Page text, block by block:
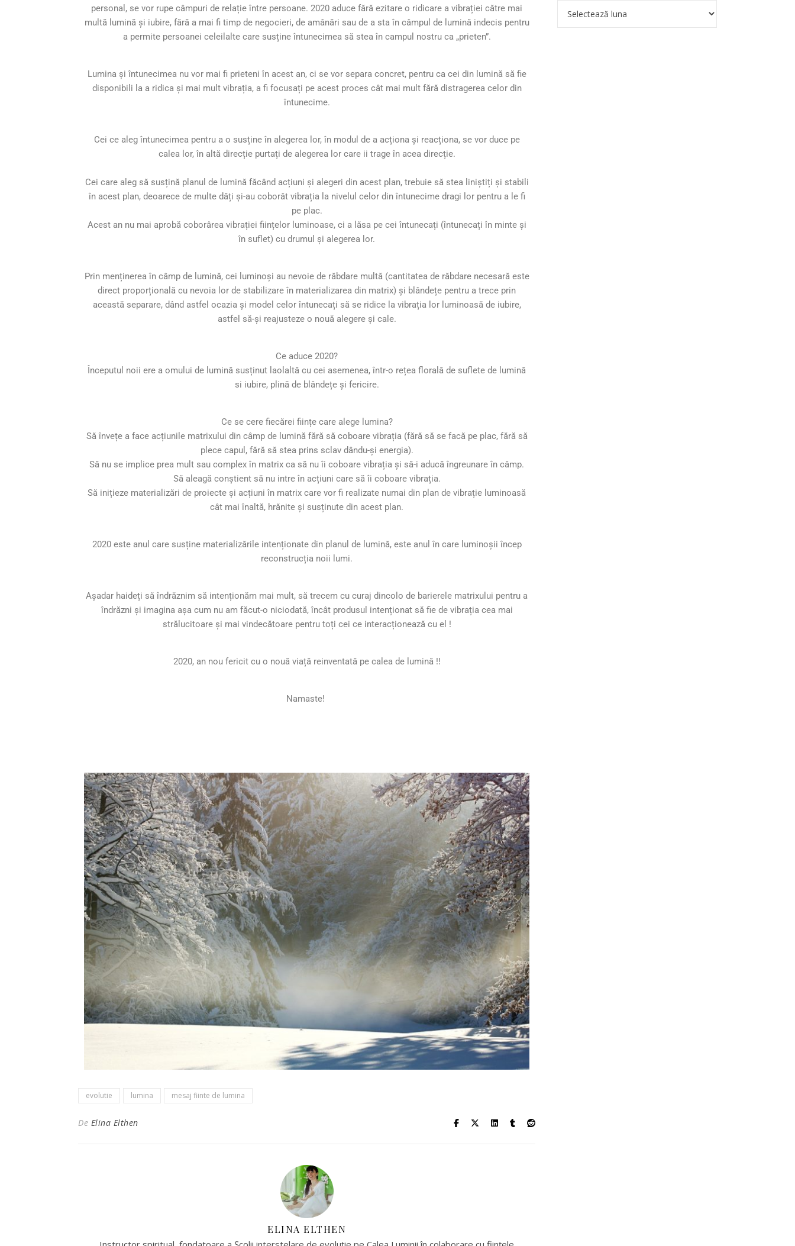
personal, se vor rupe câmpuri de relație între persoane. 2020 aduce fără ezitare o ridicare a vibrației către mai
multă lumină și iubire, fără a mai fi timp de negocieri, de amânări sau de a sta în câmpul de lumină indecis pentru
a permite persoanei celeilalte care susține întunecimea să stea în campul nostru ca „prieten”.
Lumina și întunecimea nu vor mai fi prieteni în acest an, ci se vor separa concret, pentru ca cei din lumină să fie
disponibili la a ridica și mai mult vibrația, a fi focusați pe acest proces cât mai mult fără distragerea celor din
întunecime.
Cei ce aleg întunecimea pentru a o susține în alegerea lor, în modul de a acționa și reacționa, se vor duce pe
calea lor, în altă direcție purtați de alegerea lor care ii trage în acea direcție.
Cei care aleg să susțină planul de lumină făcând acțiuni și alegeri din acest plan, trebuie să stea liniștiți și stabili
în acest plan, deoarece de multe dăți și-au coborât vibrația la nivelul celor din întunecime dragi lor pentru a le fi
pe plac.
Acest an nu mai aprobă coborârea vibrației ființelor luminoase, ci a lăsa pe cei întunecați (întunecați în minte și
în suflet) cu drumul și alegerea lor.
Prin menținerea în câmp de lumină, cei luminoși au nevoie de răbdare multă (cantitatea de răbdare necesară este
direct proporțională cu nevoia lor de stabilizare în materializarea din matrix) și blândețe pentru a trece prin
această separare, dând astfel ocazia și model celor întunecați să se ridice la vibrația lor luminoasă de iubire,
astfel să-și reajusteze o nouă alegere și cale.
Ce aduce 2020?
Începutul noii ere a omului de lumină susținut laolaltă cu cei asemenea, într-o rețea florală de suflete de lumină
si iubire, plină de blândețe și fericire.
Ce se cere fiecărei ființe care alege lumina?
Să învețe a face acțiunile matrixului din câmp de lumină fără să coboare vibrația (fără să se facă pe plac, fără să
plece capul, fără să stea prins sclav dându-și energia).
Să nu se implice prea mult sau complex în matrix ca să nu îi coboare vibrația și să-i aducă îngreunare în câmp.
Să aleagă conștient să nu intre în acțiuni care să îi coboare vibrația.
Să inițieze materializări de proiecte și acțiuni în matrix care vor fi realizate numai din plan de vibrație luminoasă
cât mai înaltă, hrănite și susținute din acest plan.
2020 este anul care susține materializările intenționate din planul de lumină, este anul în care luminoșii încep
reconstrucția noii lumi.
Așadar haideți să îndrăznim să intenționăm mai mult, să trecem cu curaj dincolo de barierele matrixului pentru a
îndrăzni și imagina așa cum nu am făcut-o niciodată, încât produsul intenționat să fie de vibrația cea mai
strălucitoare și mai vindecătoare pentru toți cei ce interacționează cu el !
2020, an nou fericit cu o nouă viață reinventată pe calea de lumină !!
Namaste!
evolutie lumina mesaj fiinte de lumina
De Elina Elthen
ELINA ELTHEN